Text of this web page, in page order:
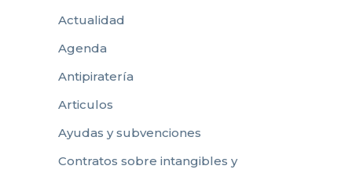
Actualidad
Agenda
Antipiratería
Articulos
Ayudas y subvenciones
Contratos sobre intangibles y